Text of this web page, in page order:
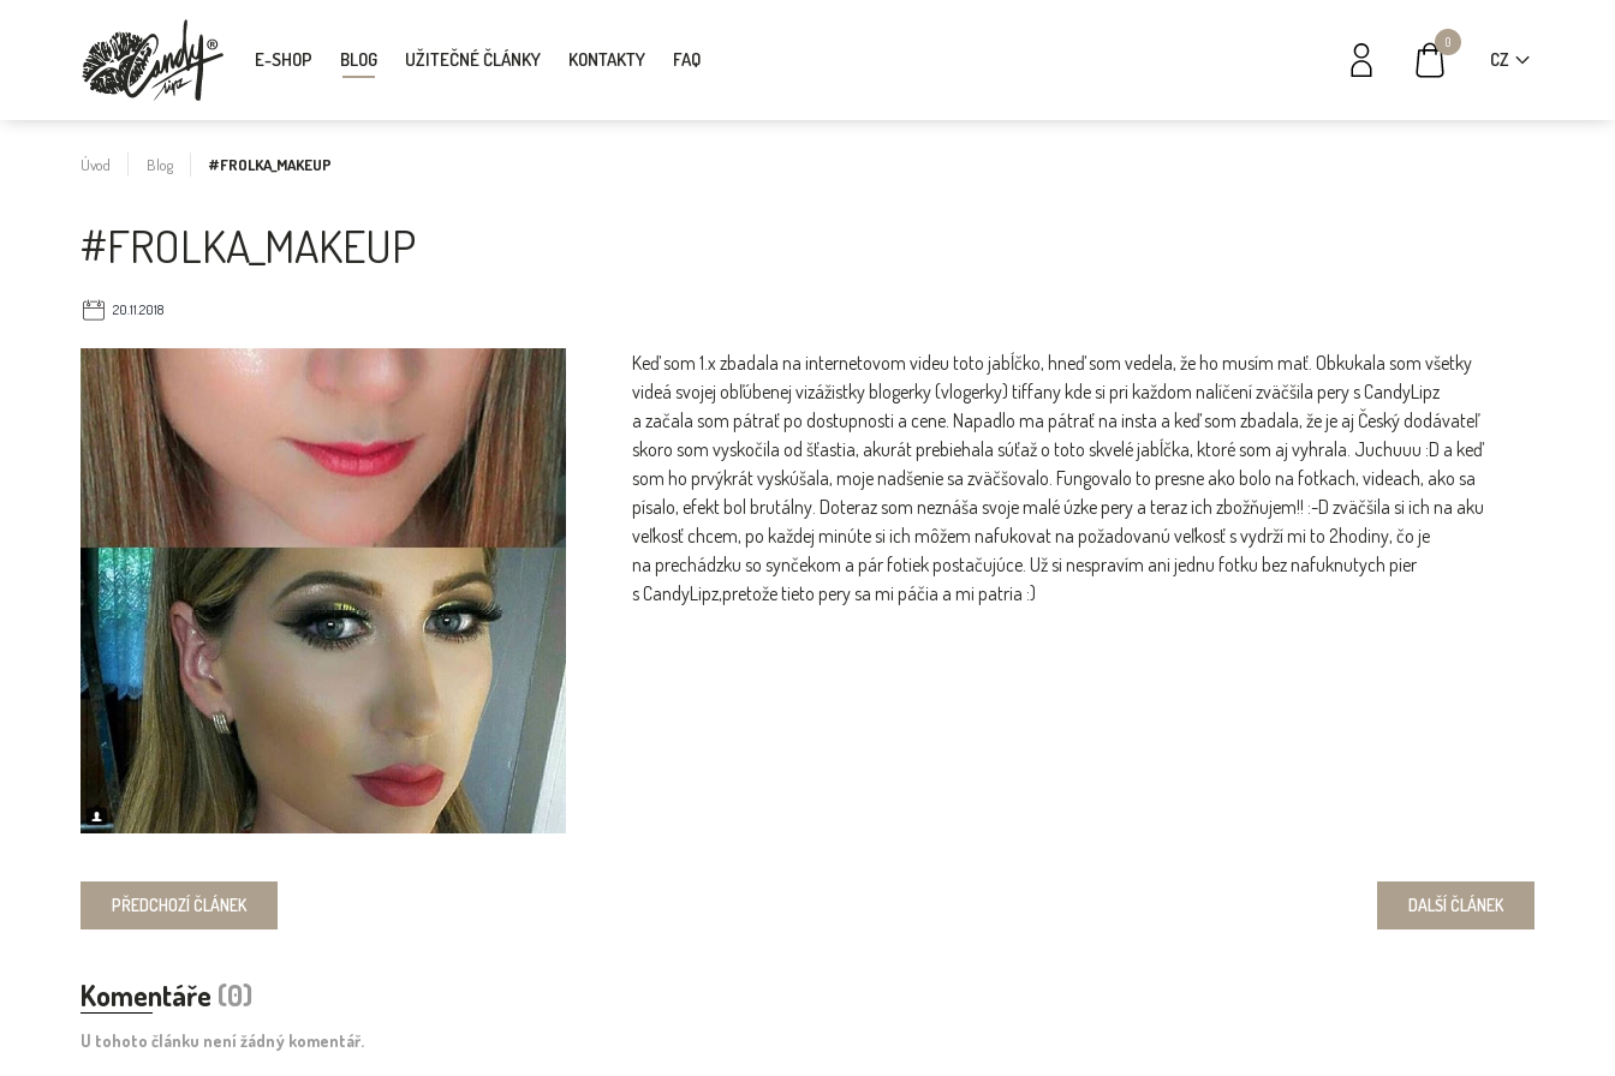
E-SHOP BLOG UŽITEČNÉ ČLÁNKY KONTAKTY FAQ
0
CZ
Úvod Blog #FROLKA_MAKEUP
#FROLKA_MAKEUP
20.11.2018
Keď som 1.x zbadala na internetovom videu toto jabĺčko, hneď som vedela, že ho musím mať. Obkukala som všetky
videá svojej obľúbenej vizážistky blogerky (vlogerky) tiffany kde si pri každom nalíčení zväčšila pery s CandyLipz
a začala som pátrať po dostupnosti a cene. Napadlo ma pátrať na insta a keď som zbadala, že je aj Český dodávateľ
skoro som vyskočila od šťastia, akurát prebiehala súťaž o toto skvelé jabĺčka, ktoré som aj vyhrala. Juchuuu :D a keď
som ho prvýkrát vyskúšala, moje nadšenie sa zväčšovalo. Fungovalo to presne ako bolo na fotkach, videach, ako sa
písalo, efekt bol brutálny. Doteraz som neznáša svoje malé úzke pery a teraz ich zbožňujem!! :-D zväčšila si ich na aku
veľkosť chcem, po každej minúte si ich môžem nafukovat na požadovanú veľkosť s vydrží mi to 2hodiny, čo je
na prechádzku so synčekom a pár fotiek postačujúce. Už si nespravím ani jednu fotku bez nafuknutych pier
s CandyLipz,pretože tieto pery sa mi páčia a mi patria :)
DALŠÍ ČLÁNEK
PŘEDCHOZÍ ČLÁNEK
Komentáře (0)
U tohoto článku není žádný komentář.